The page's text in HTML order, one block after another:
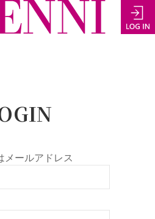
メールアドレス